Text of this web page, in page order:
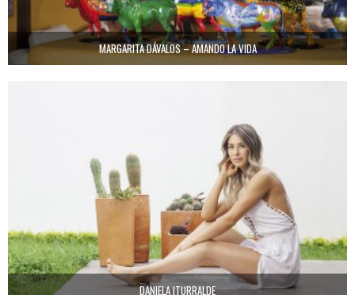
MARGARITA DÁVALOS – AMANDO LA VIDA
DANIELA ITURRALDE